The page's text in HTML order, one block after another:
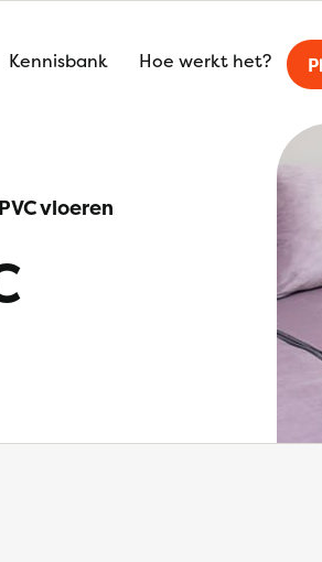
Kennisbank Hoe werkt het?
vloeren